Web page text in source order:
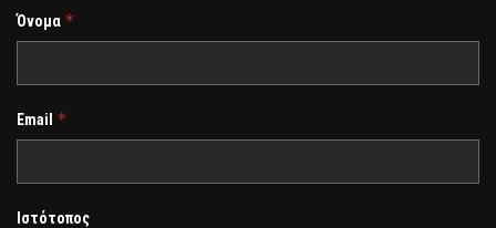
Όνομα *
Email *
Ιστότοπος